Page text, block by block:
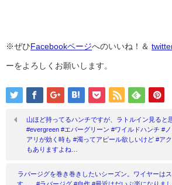
※ぜひFacebookページへのいいね！＆
ーをよろしくお願いします。
山ほど持ってるハンチですが、ラトルイン見ると
#evergreen #エバーグリーン #ワイルドハンチ #
アリが効く時も #濁ってアピール欲しいけど #ア
もありますよね…
ラバージグを巻き巻きしたいシーズン。ワイヤーは